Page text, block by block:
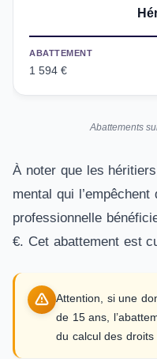
ABATTEMENT
1 594 €
Abattements
À noter que les
mental qui l’empêchent
professionnelle
€. Cet abattement est
Attention, si une
de 15 ans,
du calcul des